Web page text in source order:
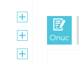
Опис